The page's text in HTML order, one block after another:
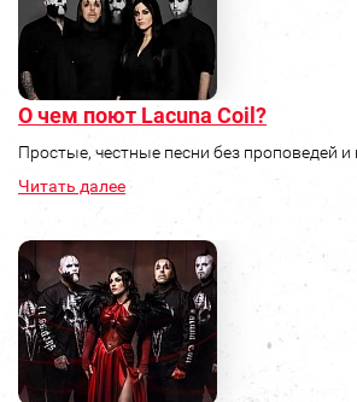
О чем поют Lacuna Coil?
Простые, честные песни без проповедей и
Читать далее